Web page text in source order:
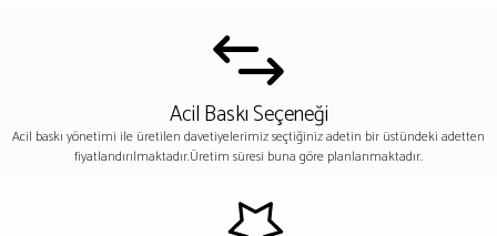
Acil Baskı Seçeneği
Acil baskı yönetimi ile üretilen davetiyelerimiz seçtiğiniz adetin bir üstündeki adetten
fiyatlandırılmaktadır.Üretim süresi buna göre planlanmaktadır.